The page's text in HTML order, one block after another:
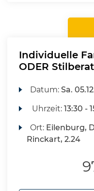
Individuelle
ODER
Datum:Sa.
Uhrzeit:13:30 -
Ort: Eilenburg,
Rinckart, 2.24